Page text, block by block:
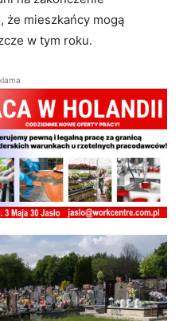
że mieszkańcy mogą
w tym roku.